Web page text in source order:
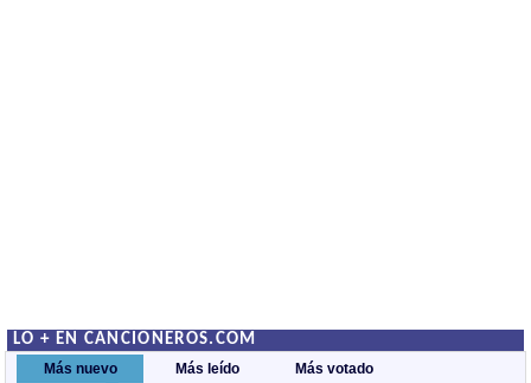
LO + EN CANCIONEROS.COM
Más nuevo Más leído Más votado